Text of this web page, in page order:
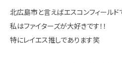
北広島市と言えばエスコンフィールドで
私はファイターズが大好きです！！
特にレイエス推しであります笑